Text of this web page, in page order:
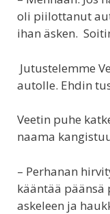
oli piilottanut
ihan äsken.
Jutustelemme
autolle. Ehdin
Veetin puhe
naama
– Perhanan
kääntää päänsä
askeleen ja